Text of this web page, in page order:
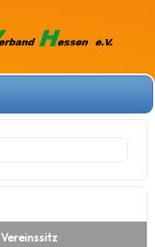
Vereinssitz